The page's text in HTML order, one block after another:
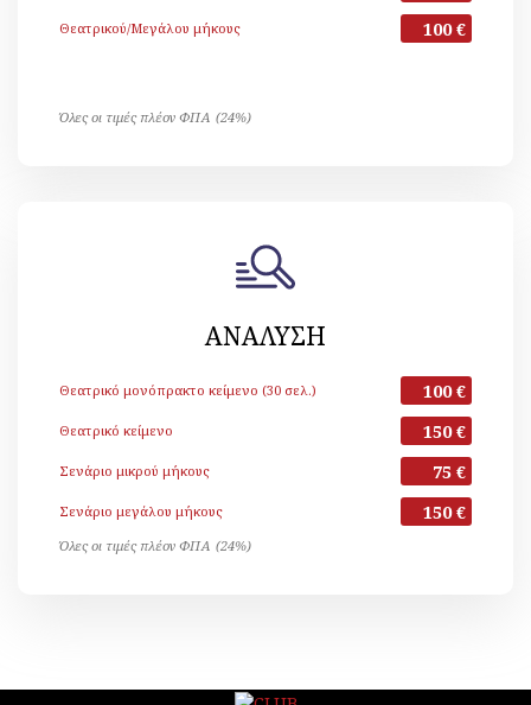
Θεατρικού/Μεγάλου μήκους 100 €
Όλες οι τιμές πλέον ΦΠΑ (24%)
ΑΝΑΛΥΣΗ
Θεατρικό μονόπρακτο κείμενο (30 σελ.) 100 €
Θεατρικό κείμενο 150 €
Σενάριο μικρού μήκους 75 €
Σενάριο μεγάλου μήκους 150 €
Όλες οι τιμές πλέον ΦΠΑ (24%)